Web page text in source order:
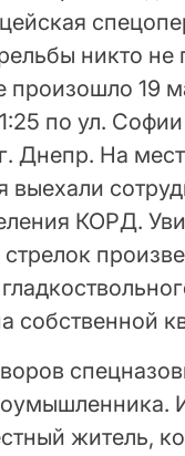
никто не
произошло 19
по ул. Софии
Днепр. На
выехали
КОРД.
собственной
житель,